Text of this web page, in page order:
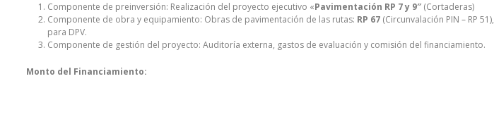
Componente de preinversión: Realización del proyecto ejecutivo «Pavimentación RP 7 y 9″ (Cortaderas)
Componente de obra y equipamiento: Obras de pavimentación de las rutas: RP 67 (Circunvalación PIN – RP 51),
para DPV.
Componente de gestión del proyecto: Auditoría externa, gastos de evaluación y comisión del financiamiento.
Monto del Financiamiento: